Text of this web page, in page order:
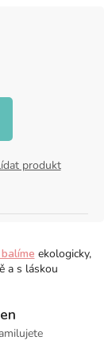
produkt
ekologicky,
a s láskou